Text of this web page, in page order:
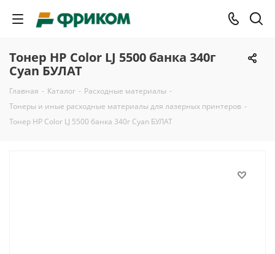
Тонер HP Color LJ 5500 банка 340г
Cyan БУЛАТ
Главная - Каталог - Расходные материалы -
Тонеры и иные расходные материалы для лазерных принтеров -
Тонер HP Color LJ 5500 банка 340г Cyan БУЛАТ